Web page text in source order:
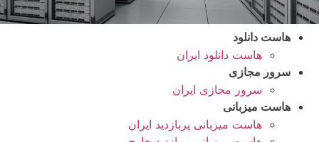
هاست دانلود
هاست دانلود ایران
سرور مجازی
سرور مجازی ایران
هاست میزبانی
هاست میزبانی پربازدید ایران